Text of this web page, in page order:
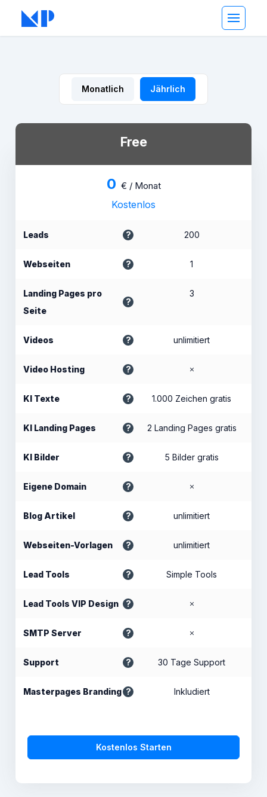
Monatlich Jährlich
Free
0 € / Monat
Kostenlos
Leads 200
Webseiten 1
Landing Pages pro
Seite
3
Videos unlimitiert
Video Hosting
KI Texte 1.000 Zeichen gratis
KI Landing Pages 2 Landing Pages gratis
KI Bilder 5 Bilder gratis
Eigene Domain
Blog Artikel unlimitiert
Webseiten-Vorlagen unlimitiert
Lead Tools Simple Tools
Lead Tools VIP Design
SMTP Server
Support 30 Tage Support
Masterpages Branding Inkludiert
Kostenlos Starten